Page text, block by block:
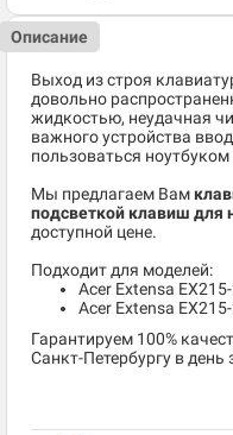
Описание
Выход из строя
довольно
жидкостью, неудачная
важного устройства
пользоваться
Мы предлагаем Вам
подсветкой клавиш для
доступной цене.
Подходит для моделей:
Acer Extensa EX215-
Acer Extensa
​Гарантируем 100%
Санкт-Петербургу в день